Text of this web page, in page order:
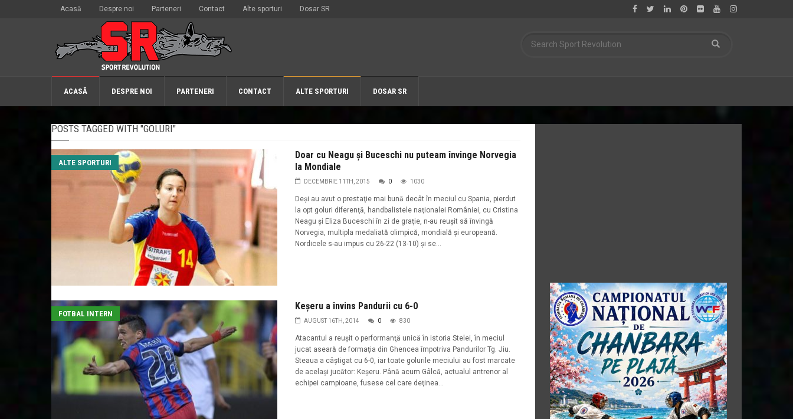
Acasă Despre noi Parteneri Contact Alte sporturi Dosar SR
ACASĂ DESPRE NOI PARTENERI CONTACT ALTE SPORTURI DOSAR SR
POSTS TAGGED WITH "GOLURI"
ALTE SPORTURI
Doar cu Neagu şi Buceschi nu puteam învinge Norvegia
la Mondiale
DECEMBRIE 11TH, 2015 0 1030
Deşi au avut o prestaţie mai bună decât în meciul cu Spania, pierdut
la opt goluri diferenţă, handbalistele naţionalei României, cu Cristina
Neagu şi Eliza Buceschi în zi de graţie, n-au reuşit să învingă
Norvegia, multipla medaliată olimpică, mondială şi europeană.
Nordicele s-au impus cu 26-22 (13-10) şi se...
FOTBAL INTERN
Keşeru a învins Pandurii cu 6-0
AUGUST 16TH, 2014 0 830
Atacantul a reuşit o performanţă unică în istoria Stelei, în meciul
jucat aseară de formaţia din Ghencea împotriva Pandurilor Tg. Jiu.
Steaua a câştigat cu 6-0, iar toate golurile meciului au fost marcate
de acelaşi jucător: Keşeru. Până acum Gâlcă, actualul antrenor al
echipei campioane, fusese cel care deţinea...